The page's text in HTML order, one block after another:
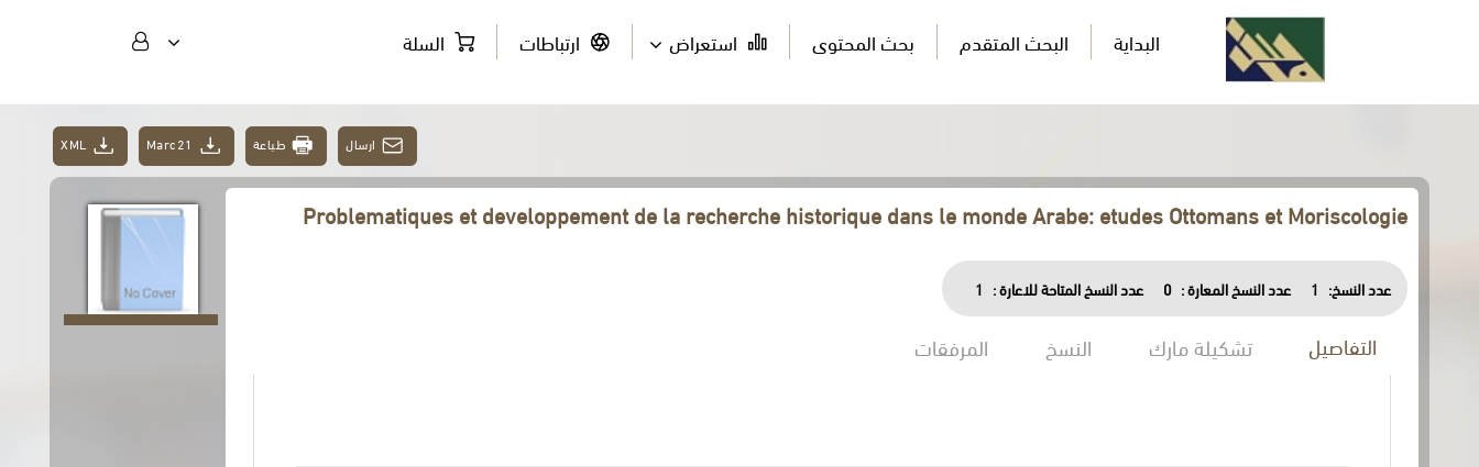
البداية البحث المتقدم بحث المحتوى استعراض ارتباطات السلة
ارسال طباعة Marc21
XML
Problematiques et developpement de la recherche historique dans le monde Arabe: etudes Ottomans et Moriscologie
عدد النسخ: 1 عدد النسخ المعارة : 0 عدد النسخ المتاحة للاعارة : 1
التفاصيل تشكيلة مارك النسخ المرفقات